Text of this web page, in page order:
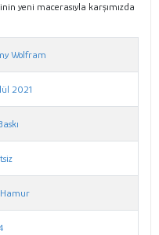
yeni macerasıyla karşımızda
Wolfram
2021